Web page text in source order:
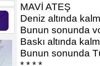
MAVİ ATEŞ
Deniz altında
Bunun sonunda
Baskı altında
Bunun sonunda